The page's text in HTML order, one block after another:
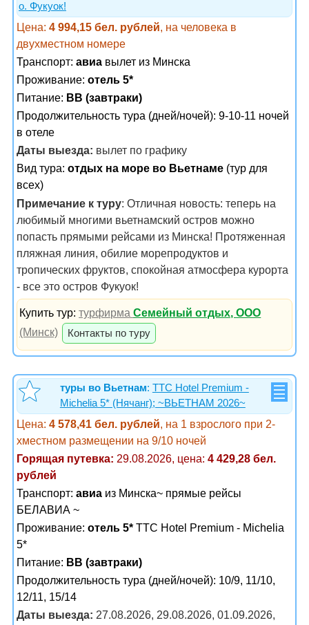
о. Фукуок!
Цена: 4 994,15 бел. рублей, на человека в
двухместном номере
Транспорт: авиа вылет из Минска
Проживание: отель 5*
Питание: BB (завтраки)
Продолжительность тура (дней/ночей): 9-10-11 ночей
в отеле
Даты выезда: вылет по графику
Вид тура: отдых на море во Вьетнаме (тур для
всех)
Примечание к туру: Отличная новость: теперь на
любимый многими вьетнамский остров можно
попасть прямыми рейсами из Минска! Протяженная
пляжная линия, обилие морепродуктов и
тропических фруктов, спокойная атмосфера курорта
- все это остров Фукуок!
Купить тур:турфирмаСемейный отдых, ООО
(Минск)
Контакты по туру
туры во Вьетнам: TTC Hotel Premium -
Michelia 5* (Нячанг); ~ВЬЕТНАМ 2026~
Цена: 4 578,41 бел. рублей, на 1 взрослого при 2-
хместном размещении на 9/10 ночей
Горящая путевка: 29.08.2026, цена: 4 429,28 бел.
рублей
Транспорт: авиа из Минска~ прямые рейсы
БЕЛАВИА ~
Проживание: отель 5* TTC Hotel Premium - Michelia
5*
Питание: BB (завтраки)
Продолжительность тура (дней/ночей): 10/9, 11/10,
12/11, 15/14
Даты выезда: 27.08.2026, 29.08.2026, 01.09.2026,